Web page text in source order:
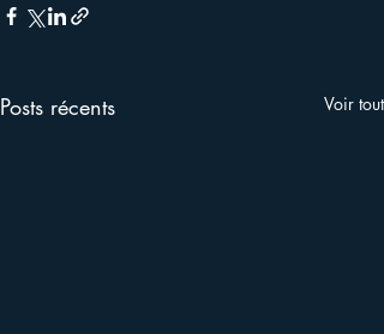
Posts récents Voir tout